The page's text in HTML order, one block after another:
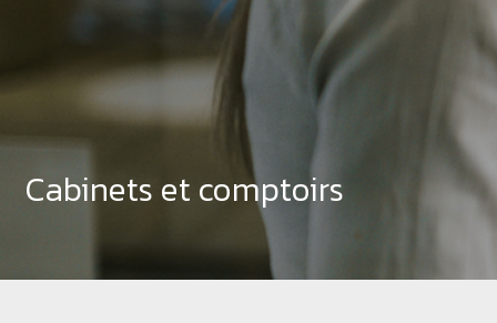
Cabinets et comptoirs